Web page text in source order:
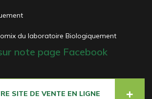
du laboratoire Biologiquement
note page Facebook
SITE DE VENTE EN LIGNE